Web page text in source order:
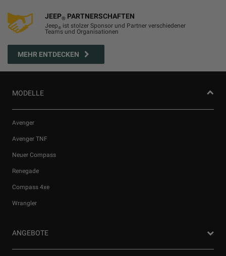
JEEP® PARTNERSCHAFTEN
Jeep® ist stolzer Sponsor und Partner verschiedener
Teams und Organisationen
MEHR ENTDECKEN
MODELLE
Avenger
Avenger TNF
Neuer Compass
Renegade
Compass 4xe
Wrangler
ANGEBOTE